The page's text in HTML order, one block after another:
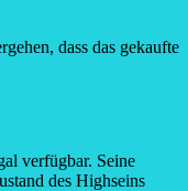
dass das gekaufte
verfügbar. Seine
des Highseins